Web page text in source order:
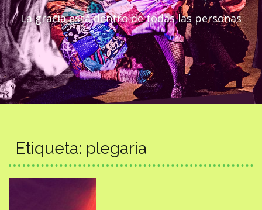
La gracia está dentro de todas las personas
Etiqueta: plegaria